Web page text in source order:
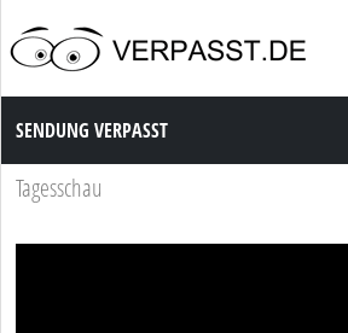
Sendung Verpasst
SENDUNG VERPASST
Tagesschau